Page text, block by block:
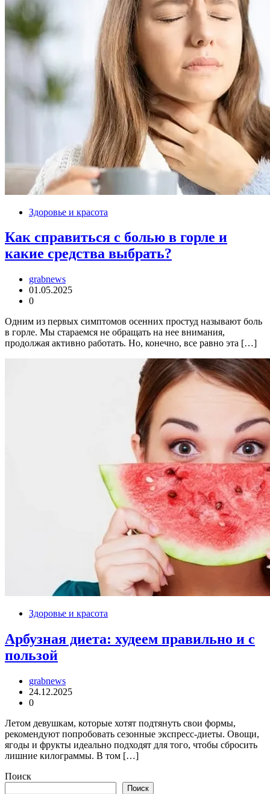
Здоровье и красота
Как справиться с болью в горле и
какие средства выбрать?
grabnews
01.05.2025
0
Одним из первых симптомов осенних простуд называют боль
в горле. Мы стараемся не обращать на нее внимания,
продолжая активно работать. Но, конечно, все равно эта […]
Здоровье и красота
Арбузная диета: худеем правильно и с
пользой
grabnews
24.12.2025
0
Летом девушкам, которые хотят подтянуть свои формы,
рекомендуют попробовать сезонные экспресс-диеты. Овощи,
ягоды и фрукты идеально подходят для того, чтобы сбросить
лишние килограммы. В том […]
Поиск
Поиск